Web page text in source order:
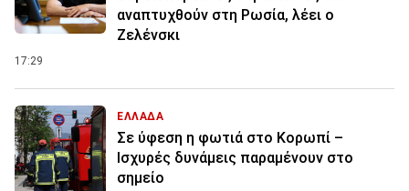
αναπτυχθούν στη Ρωσία, λέει ο
Ζελένσκι
17:29
ΕΛΛΑΔΑ
Σε ύφεση η φωτιά στο Κορωπί –
Ισχυρές δυνάμεις παραμένουν στο
σημείο